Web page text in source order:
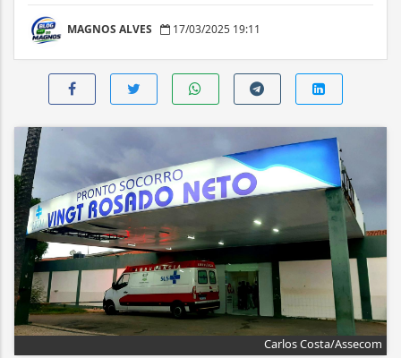
MAGNOS ALVES 17/03/2025 19:11
Carlos Costa/Assecom